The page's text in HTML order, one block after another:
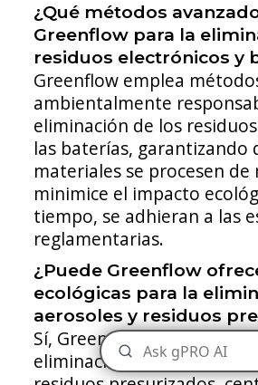
¿Qué métodos
Greenflow para la
residuos electrónicos y
Greenflow emplea
ambientalmente
eliminación de los
las baterías, garantizando
materiales se procesen de
minimice el impacto
tiempo, se adhieran a las
reglamentarias.
¿Puede Greenflow
ecológicas para la
aerosoles y residuos
Sí, Greenflow ofrece
eliminación ecológicas